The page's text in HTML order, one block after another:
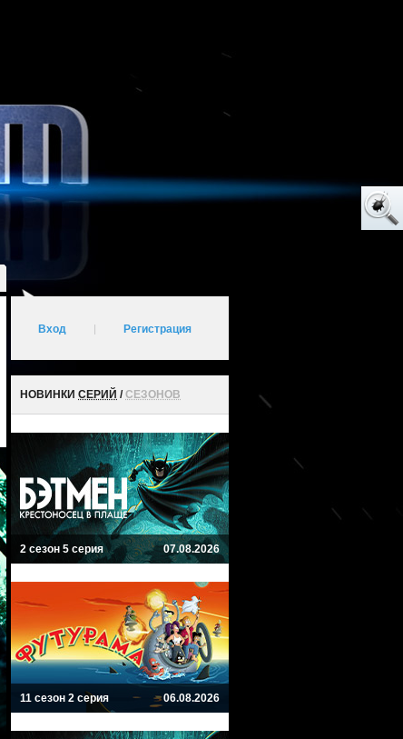
Вход Регистрация
НОВИНКИ СЕРИЙ /СЕЗОНОВ
2 сезон 5 серия 07.08.2026
11 сезон 2 серия 06.08.2026